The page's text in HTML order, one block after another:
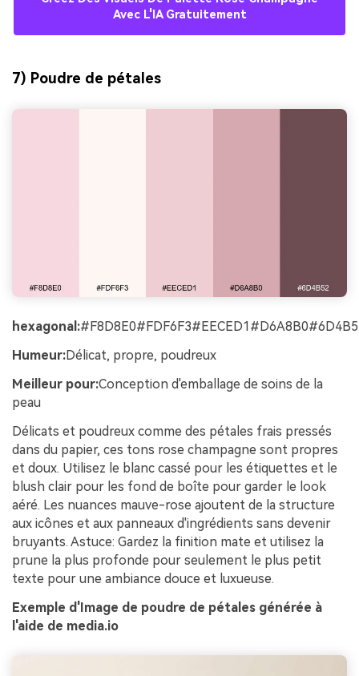
Avec L'IA Gratuitement
7) Poudre de pétales
hexagonal:
Humeur:Délicat, propre, poudreux
Meilleur pour:Conception d'emballage de soins de la
peau
Délicats et poudreux comme des pétales frais pressés
dans du papier, ces tons rose champagne sont propres
et doux. Utilisez le blanc cassé pour les étiquettes et le
blush clair pour les fond de boîte pour garder le look
aéré. Les nuances mauve-rose ajoutent de la structure
aux icônes et aux panneaux d'ingrédients sans devenir
bruyants. Astuce: Gardez la finition mate et utilisez la
prune la plus profonde pour seulement le plus petit
texte pour une ambiance douce et luxueuse.
Exemple d'Image de poudre de pétales générée à
l'aide de media.io